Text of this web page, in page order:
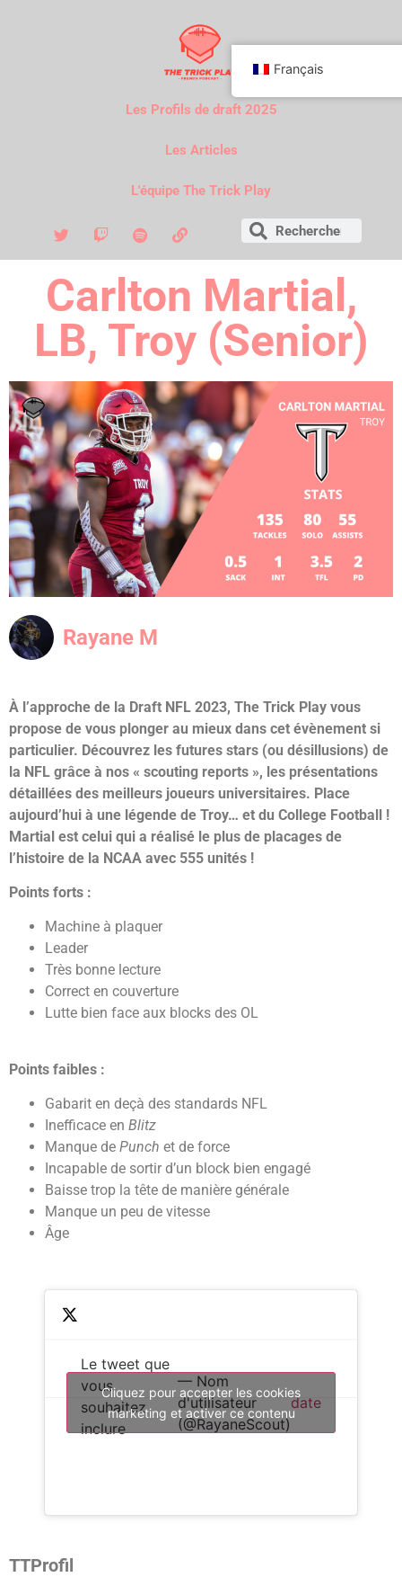
Les Profils de draft 2025
Les Articles
L'équipe The Trick Play
Carlton Martial,
LB, Troy (Senior)
Rayane M
À l’approche de la Draft NFL 2023, The Trick Play vous
propose de vous plonger au mieux dans cet évènement si
particulier. Découvrez les futures stars (ou désillusions) de
la NFL grâce à nos « scouting reports », les présentations
détaillées des meilleurs joueurs universitaires. Place
aujourd’hui à une légende de Troy… et du College Football !
Martial est celui qui a réalisé le plus de placages de
l’histoire de la NCAA avec 555 unités !
Points forts :
Machine à plaquer
Leader
Très bonne lecture
Correct en couverture
Lutte bien face aux blocks des OL
Points faibles :
Gabarit en deçà des standards NFL
Inefficace en Blitz
Manque de Punch et de force
Incapable de sortir d’un block bien engagé
Baisse trop la tête de manière générale
Manque un peu de vitesse
Âge
Le tweet que
vous
souhaitez
inclure
— Nom
d'utilisateur
(@RayaneScout)
date
Cliquez pour accepter les cookies
marketing et activer ce contenu
TTProfil
Français